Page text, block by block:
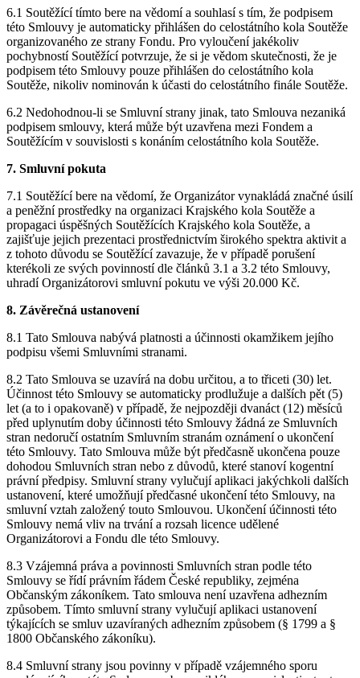
6.1 Soutěžící tímto bere na vědomí a souhlasí s tím, že podpisem
této Smlouvy je automaticky přihlášen do celostátního kola Soutěže
organizovaného ze strany Fondu. Pro vyloučení jakékoliv
pochybností Soutěžící potvrzuje, že si je vědom skutečnosti, že je
podpisem této Smlouvy pouze přihlášen do celostátního kola
Soutěže, nikoliv nominován k účasti do celostátního finále Soutěže.
6.2 Nedohodnou-li se Smluvní strany jinak, tato Smlouva nezaniká
podpisem smlouvy, která může být uzavřena mezi Fondem a
Soutěžícím v souvislosti s konáním celostátního kola Soutěže.
7. Smluvní pokuta
7.1 Soutěžící bere na vědomí, že Organizátor vynakládá značné úsilí
a peněžní prostředky na organizaci Krajského kola Soutěže a
propagaci úspěšných Soutěžících Krajského kola Soutěže, a
zajišťuje jejich prezentaci prostřednictvím širokého spektra aktivit a
z tohoto důvodu se Soutěžící zavazuje, že v případě porušení
kterékoli ze svých povinností dle článků 3.1 a 3.2 této Smlouvy,
uhradí Organizátorovi smluvní pokutu ve výši 20.000 Kč.
8. Závěrečná ustanovení
8.1 Tato Smlouva nabývá platnosti a účinnosti okamžikem jejího
podpisu všemi Smluvními stranami.
8.2 Tato Smlouva se uzavírá na dobu určitou, a to třiceti (30) let.
Účinnost této Smlouvy se automaticky prodlužuje a dalších pět (5)
let (a to i opakovaně) v případě, že nejpozději dvanáct (12) měsíců
před uplynutím doby účinnosti této Smlouvy žádná ze Smluvních
stran nedoručí ostatním Smluvním stranám oznámení o ukončení
této Smlouvy. Tato Smlouva může být předčasně ukončena pouze
dohodou Smluvních stran nebo z důvodů, které stanoví kogentní
právní předpisy. Smluvní strany vylučují aplikaci jakýchkoli dalších
ustanovení, které umožňují předčasné ukončení této Smlouvy, na
smluvní vztah založený touto Smlouvou. Ukončení účinnosti této
Smlouvy nemá vliv na trvání a rozsah licence udělené
Organizátorovi a Fondu dle této Smlouvy.
8.3 Vzájemná práva a povinnosti Smluvních stran podle této
Smlouvy se řídí právním řádem České republiky, zejména
Občanským zákoníkem. Tato smlouva není uzavřena adhezním
způsobem. Tímto smluvní strany vylučují aplikaci ustanovení
týkajících se smluv uzavíraných adhezním způsobem (§ 1799 a §
1800 Občanského zákoníku).
8.4 Smluvní strany jsou povinny v případě vzájemného sporu